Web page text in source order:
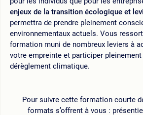
enjeux de la transition écologique et
permettra de prendre pleinement
environnementaux actuels. Vous
formation muni de nombreux leviers à
votre empreinte et participer
dérèglement climatique.
Pour suivre cette formation courte
formats s’offrent à vous :